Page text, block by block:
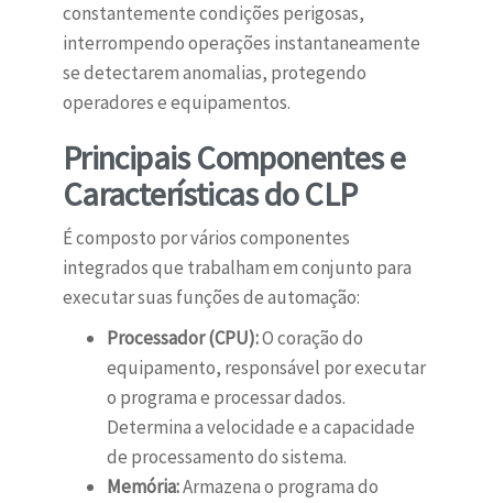
constantemente condições perigosas,
interrompendo operações instantaneamente
se detectarem anomalias, protegendo
operadores e equipamentos.
Principais Componentes e
Características do CLP
É composto por vários componentes
integrados que trabalham em conjunto para
executar suas funções de automação:
Processador (CPU):O coração do
equipamento, responsável por executar
o programa e processar dados.
Determina a velocidade e a capacidade
de processamento do sistema.
Memória:Armazena o programa do